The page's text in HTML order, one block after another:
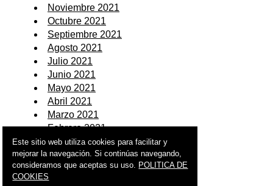
Noviembre 2021
Octubre 2021
Septiembre 2021
Agosto 2021
Julio 2021
Junio 2021
Mayo 2021
Abril 2021
Marzo 2021
Febrero 2021
Enero 2021
2020
Este sitio web utiliza cookies para facilitar y
mejorar la navegación. Si continúas navegando,
consideramos que aceptas su uso. POLITICA DE
COOKIES